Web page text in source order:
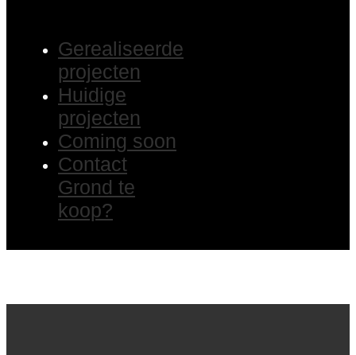
Gerealiseerde
projecten
Huidige
projecten
Coming soon
Contact
Grond te
koop?